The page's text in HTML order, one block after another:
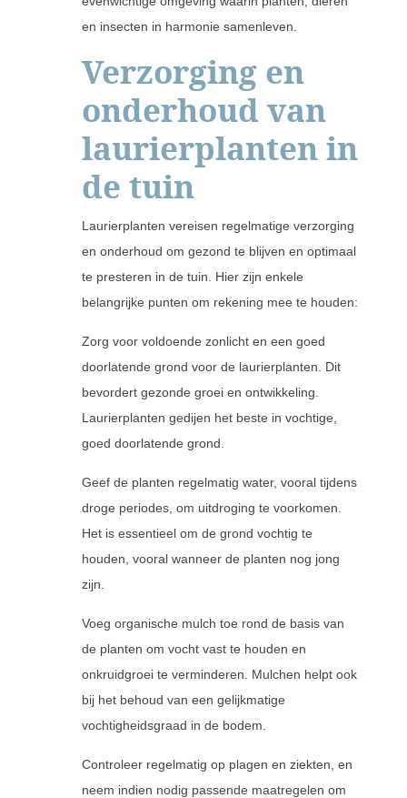
en insecten in harmonie samenleven.
Verzorging en
onderhoud van
laurierplanten in
de tuin
Laurierplanten vereisen regelmatige verzorging
en onderhoud om gezond te blijven en optimaal
te presteren in de tuin. Hier zijn enkele
belangrijke punten om rekening mee te houden:
Zorg voor voldoende zonlicht en een goed
doorlatende grond voor de laurierplanten. Dit
bevordert gezonde groei en ontwikkeling.
Laurierplanten gedijen het beste in vochtige,
goed doorlatende grond.
Geef de planten regelmatig water, vooral tijdens
droge periodes, om uitdroging te voorkomen.
Het is essentieel om de grond vochtig te
houden, vooral wanneer de planten nog jong
zijn.
Voeg organische mulch toe rond de basis van
de planten om vocht vast te houden en
onkruidgroei te verminderen. Mulchen helpt ook
bij het behoud van een gelijkmatige
vochtigheidsgraad in de bodem.
Controleer regelmatig op plagen en ziekten, en
neem indien nodig passende maatregelen om